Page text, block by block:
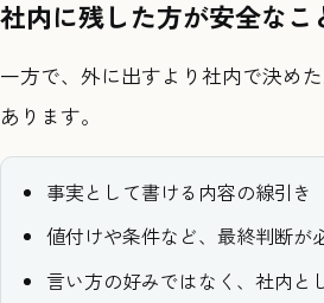
社内に残した方が安全なこ
一方で、外に出すより社内で決め
あります。
事実として書ける内容の線引き
値付けや条件など、最終判断が
言い方の好みではなく、社内と